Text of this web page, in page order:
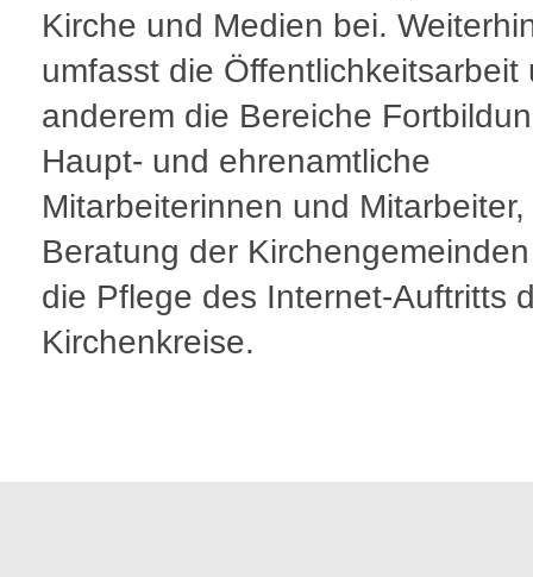
Kirche und Medien bei.
umfasst die Öffentlichkeitsarbeit
anderem die Bereiche
Haupt- und ehrenamtliche
Mitarbeiterinnen und Mitarbeiter,
Beratung der
die Pflege des Internet-Auftritts
Kirchenkreise.